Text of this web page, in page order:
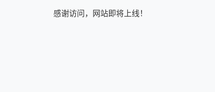
感谢访问，网站即将上线！